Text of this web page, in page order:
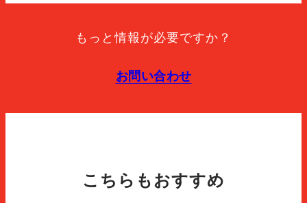
Store between 0°c and 5°c. once opened keep
refrigerated and use within 7 days. open 10 minutes
もっと情報が必要ですか？
お問い合わせ
こちらもおすすめ